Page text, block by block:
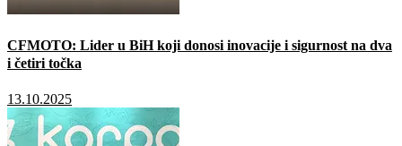
CFMOTO: Lider u BiH koji donosi inovacije i sigurnost na dva
i četiri točka
13.10.2025